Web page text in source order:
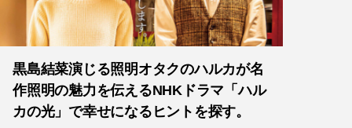
黒島結菜演じる照明オタクのハルカが名
作照明の魅力を伝えるNHKドラマ「ハル
カの光」で幸せになるヒントを探す。